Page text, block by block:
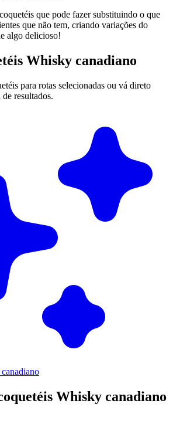
que pode fazer substituindo o que
que não tem, criando variações do
algo delicioso!
Whisky canadiano
para rotas selecionadas ou vá direto
resultados.
Whisky canadiano